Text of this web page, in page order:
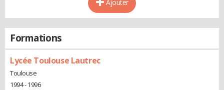
Ajouter
Formations
Lycée Toulouse Lautrec
Toulouse
1994 - 1996